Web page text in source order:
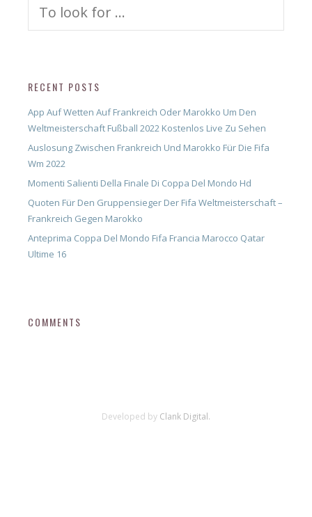
RECENT POSTS
App Auf Wetten Auf Frankreich Oder Marokko Um Den
Weltmeisterschaft Fußball 2022 Kostenlos Live Zu Sehen
Auslosung Zwischen Frankreich Und Marokko Für Die Fifa
Wm 2022
Momenti Salienti Della Finale Di Coppa Del Mondo Hd
Quoten Für Den Gruppensieger Der Fifa Weltmeisterschaft –
Frankreich Gegen Marokko
Anteprima Coppa Del Mondo Fifa Francia Marocco Qatar
Ultime 16
COMMENTS
Developed by Clank Digital.